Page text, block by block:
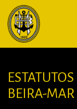
BEIRA-MAR